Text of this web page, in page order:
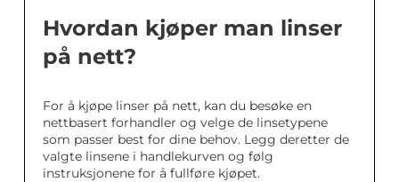
Hvordan kjøper man linser
på nett?
For å kjøpe linser på nett, kan du besøke en
nettbasert forhandler og velge de linsetypene
som passer best for dine behov. Legg deretter de
valgte linsene i handlekurven og følg
instruksjonene for å fullføre kjøpet.